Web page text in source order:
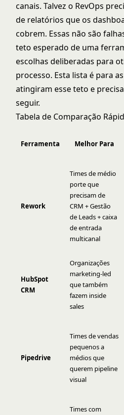
canais. Talvez o RevOps
de relatórios que os
cobrem. Essas não são
teto esperado de uma
escolhas deliberadas para
processo. Esta lista é para
atingiram esse teto e
seguir.
Tabela de Comparação
Ferramenta Melhor Para
Rework
Times de médio
porte que
precisam de
CRM + Gestão
de Leads + caixa
de entrada
multicanal
HubSpot
CRM
Organizações
marketing-led
que também
fazem inside
sales
Pipedrive
Times de vendas
pequenos a
médios que
querem pipeline
visual
Times com